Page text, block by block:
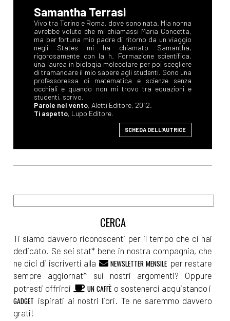
Samantha Terrasi
Vivo tra Torino e Roma, dove sono nata. Mia nonna
avrebbe voluto che mi chiamassi Maria Concetta,
ma per fortuna mio padre di ritorno da un viaggio
negli States mi ha chiamato Samantha,
rigorosamente con la h. Formazione scientifica,
una laurea in biologia molecolare per poi scegliere
di tramandare il mio sapere agli studenti. Sono una
professoressa di matematica e scienze senza
occhiali e quando non mi trovo tra equazioni e
studenti, scrivo.
Parole nel vento, Aletti Editore, 2012.
Ti aspetto, Lupo Editore.
SCHEDA DELL'AUTRICE
Ti siamo davvero riconoscenti per il tempo che ci hai
dedicato. Se sei stat* bene in nostra compagnia, che
ne dici di iscriverti alla
NEWSLETTER MENSILE per restare
sempre aggiornat* sui nostri argomenti? Oppure
potresti offrirci
UN CAFFÈ o sostenerci acquistando i
GADGET ispirati ai nostri libri. Te ne saremmo davvero
grati!